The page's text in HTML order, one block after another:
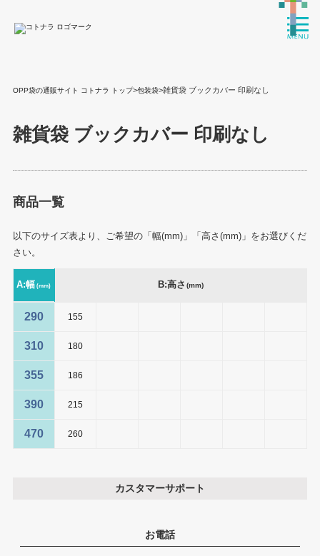
OPP袋の通販サイト コトナラ トップ>包装袋>雑貨袋 ブックカバー 印刷なし
雑貨袋 ブックカバー 印刷なし
商品一覧
以下のサイズ表より、ご希望の「幅(mm)」「高さ(mm)」をお選びくだ
さい。
A:幅 (mm) B:高さ (mm)
290 155
310 180
355 186
390 215
470 260
カスタマーサポート
お電話